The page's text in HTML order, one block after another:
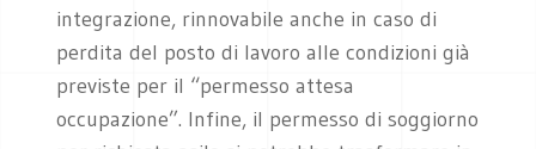
integrazione, rinnovabile anche in caso di
perdita del posto di lavoro alle condizioni già
previste per il “permesso attesa
occupazione”. Infine, il permesso di soggiorno